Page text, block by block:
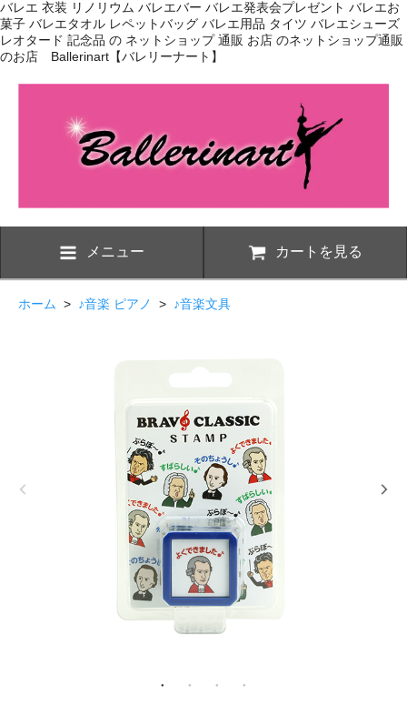
バレエ 衣装 リノリウム バレエバー バレエ発表会プレゼント バレエお
菓子 バレエタオル レペットバッグ バレエ用品 タイツ バレエシューズ
レオタード 記念品 の ネットショップ 通販 お店 のネットショップ通販
のお店 Ballerinart【バレリーナート】
メニュー カートを見る
ホーム > ♪音楽 ピアノ > ♪音楽文具